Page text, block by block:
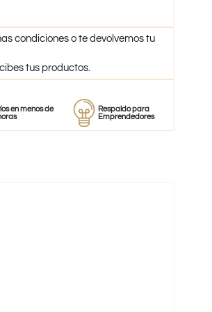
condiciones o te devolvemos tu
tus productos.
de
Respaldo para
Emprendedores